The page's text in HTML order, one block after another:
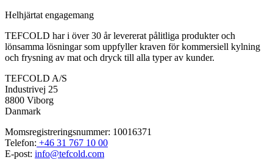
Helhjärtat engagemang
TEFCOLD har i över 30 år levererat pålitliga produkter och
lönsamma lösningar som uppfyller kraven för kommersiell kylning
och frysning av mat och dryck till alla typer av kunder.
TEFCOLD A/S
Industrivej 25
8800 Viborg
Danmark
Momsregistreringsnummer: 10016371
Telefon: +46 31 767 10 00
E-post: info@tefcold.com